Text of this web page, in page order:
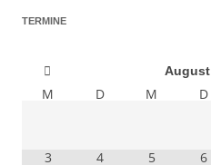
TERMINE
August
M D M D
3 4 5 6